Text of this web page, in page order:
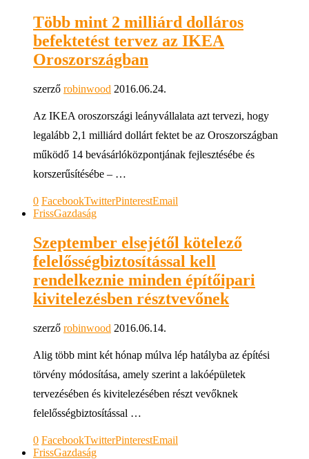
Több mint 2 milliárd dolláros
befektetést tervez az IKEA
Oroszországban
szerző robinwood 2016.06.24.
Az IKEA oroszországi leányvállalata azt tervezi, hogy
legalább 2,1 milliárd dollárt fektet be az Oroszországban
működő 14 bevásárlóközpontjának fejlesztésébe és
korszerűsítésébe – …
0 FacebookTwitterPinterestEmail
FrissGazdaság
Szeptember elsejétől kötelező
felelősségbiztosítással kell
rendelkeznie minden építőipari
kivitelezésben résztvevőnek
szerző robinwood 2016.06.14.
Alig több mint két hónap múlva lép hatályba az építési
törvény módosítása, amely szerint a lakóépületek
tervezésében és kivitelezésében részt vevőknek
felelősségbiztosítással …
0 FacebookTwitterPinterestEmail
FrissGazdaság